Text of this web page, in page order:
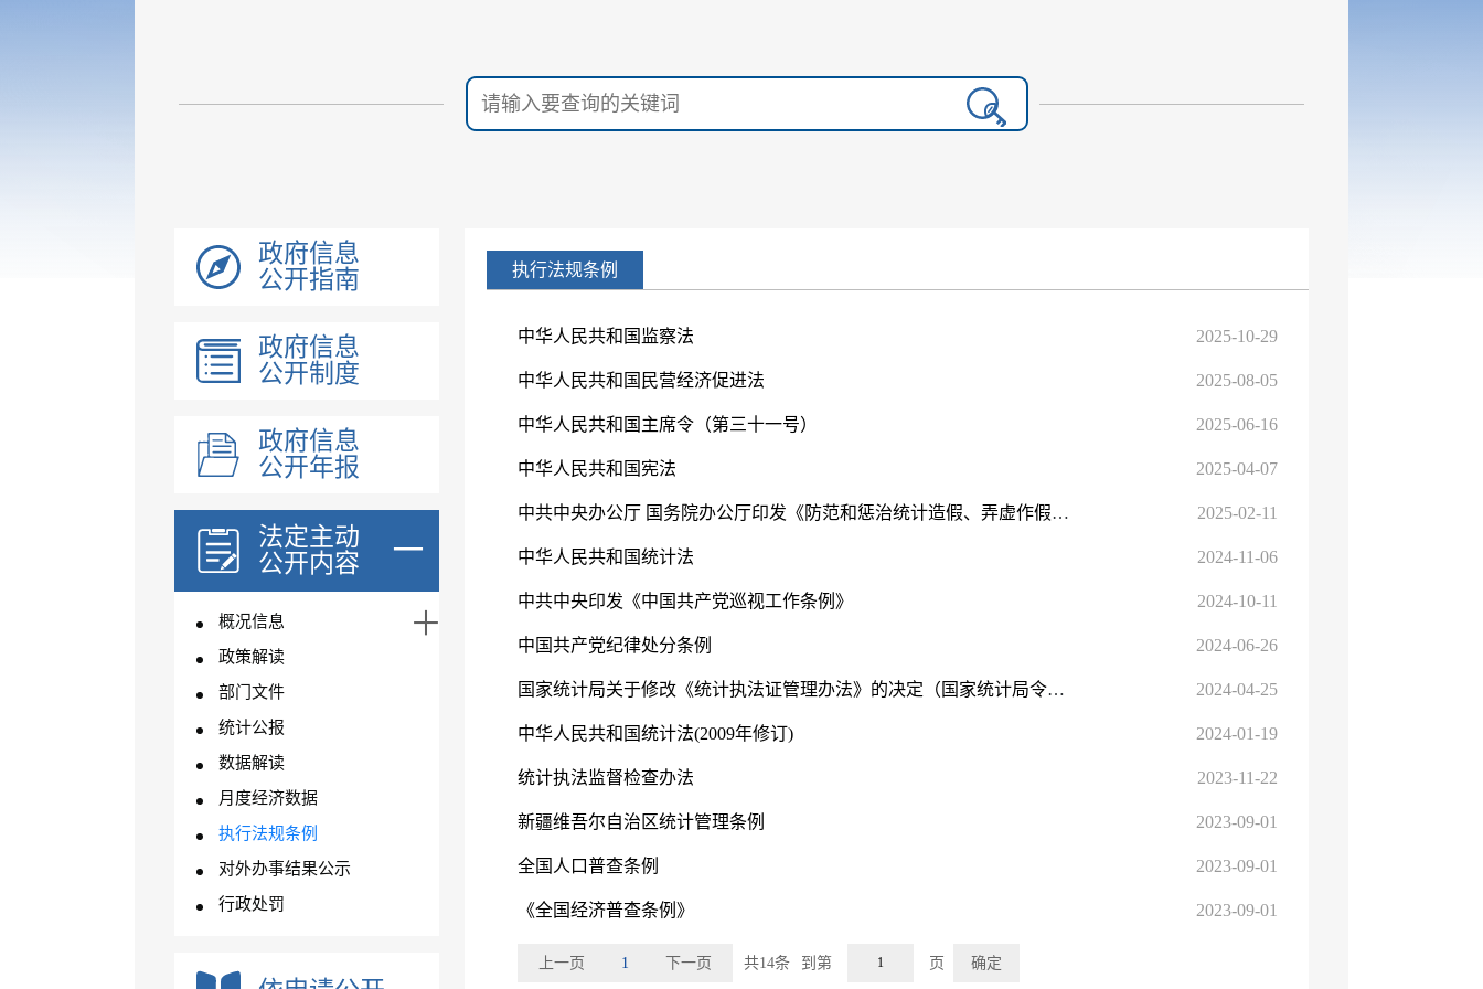
政府信息
公开指南
政府信息
公开制度
政府信息
公开年报
法定主动
公开内容
概况信息
政策解读
部门文件
统计公报
数据解读
月度经济数据
执行法规条例
对外办事结果公示
行政处罚
执行法规条例
中华人民共和国监察法 2025-10-29
中华人民共和国民营经济促进法 2025-08-05
中华人民共和国主席令（第三十一号） 2025-06-16
中华人民共和国宪法 2025-04-07
中共中央办公厅 国务院办公厅印发《防范和惩治统计造假、弄虚作假督察工作规定》 2025-02-11
中华人民共和国统计法 2024-11-06
中共中央印发《中国共产党巡视工作条例》 2024-10-11
中国共产党纪律处分条例 2024-06-26
国家统计局关于修改《统计执法证管理办法》的决定（国家统计局令第29号） 2024-04-25
中华人民共和国统计法(2009年修订) 2024-01-19
统计执法监督检查办法 2023-11-22
新疆维吾尔自治区统计管理条例 2023-09-01
全国人口普查条例 2023-09-01
《全国经济普查条例》 2023-09-01
上一页 1 下一页 共14条 到第 页 确定